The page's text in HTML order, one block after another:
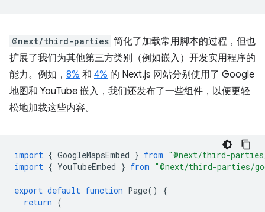
@next/third-parties 简化了加载常用脚本的过程，但也
扩展了我们为其他第三方类别（例如嵌入）开发实用程序的
能力。例如， 8% 和 4% 的 Next.js 网站分别使用了 Google
地图和 YouTube 嵌入，我们还发布了一些组件，以便更轻
松地加载这些内容。
import { GoogleMapsEmbed } from "@next/third-
import { YouTubeEmbed } from "@next/third-parties/
export default function Page()
{
return (